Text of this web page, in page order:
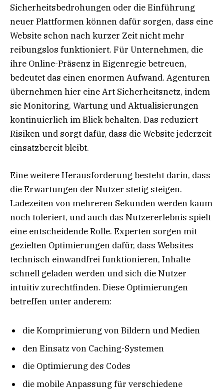
Sicherheitsbedrohungen oder die Einführung
neuer Plattformen können dafür sorgen, dass eine
Website schon nach kurzer Zeit nicht mehr
reibungslos funktioniert. Für Unternehmen, die
ihre Online-Präsenz in Eigenregie betreuen,
bedeutet das einen enormen Aufwand. Agenturen
übernehmen hier eine Art Sicherheitsnetz, indem
sie Monitoring, Wartung und Aktualisierungen
kontinuierlich im Blick behalten. Das reduziert
Risiken und sorgt dafür, dass die Website jederzeit
einsatzbereit bleibt.
Eine weitere Herausforderung besteht darin, dass
die Erwartungen der Nutzer stetig steigen.
Ladezeiten von mehreren Sekunden werden kaum
noch toleriert, und auch das Nutzererlebnis spielt
eine entscheidende Rolle. Experten sorgen mit
gezielten Optimierungen dafür, dass Websites
technisch einwandfrei funktionieren, Inhalte
schnell geladen werden und sich die Nutzer
intuitiv zurechtfinden. Diese Optimierungen
betreffen unter anderem:
die Komprimierung von Bildern und Medien
den Einsatz von Caching-Systemen
die Optimierung des Codes
die mobile Anpassung für verschiedene